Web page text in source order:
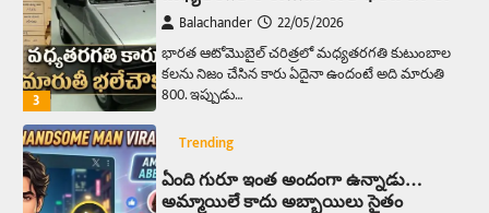
3
Balachander 22/05/2026
భారత ఆటోమొబైల్ చరిత్రలో మధ్యతరగతి కుటుంబాల
కలను నిజం చేసిన కారు ఏదైనా ఉందంటే అది మారుతి
800. ఇప్పుడు…
Trending
ఏంది గురూ ఇంత అందంగా ఉన్నాడు…
అమ్మాయిలే కాదు అబ్బాయిలు సైతం